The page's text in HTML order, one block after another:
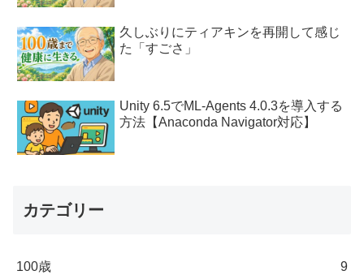
久しぶりにティアキンを再開して感じ
た「すごさ」
Unity 6.5でML-Agents 4.0.3を導入する
方法【Anaconda Navigator対応】
カテゴリー
100歳 9